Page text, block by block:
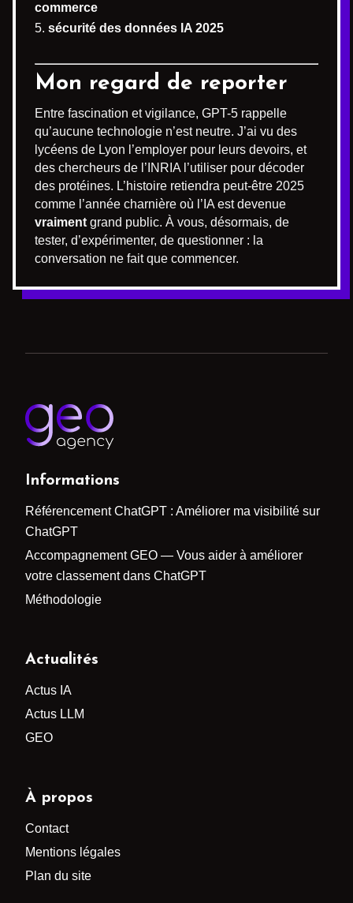
commerce
sécurité des données IA 2025
Mon regard de reporter
Entre fascination et vigilance, GPT-5 rappelle
qu’aucune technologie n’est neutre. J’ai vu des
lycéens de Lyon l’employer pour leurs devoirs, et
des chercheurs de l’INRIA l’utiliser pour décoder
des protéines. L’histoire retiendra peut-être 2025
comme l’année charnière où l’IA est devenue
vraiment grand public. À vous, désormais, de
tester, d’expérimenter, de questionner : la
conversation ne fait que commencer.
Informations
Référencement ChatGPT : Améliorer ma visibilité sur
ChatGPT
Accompagnement GEO — Vous aider à améliorer
votre classement dans ChatGPT
Méthodologie
Actualités
Actus IA
Actus LLM
GEO
À propos
Contact
Mentions légales
Plan du site